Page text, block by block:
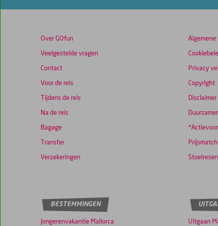
Over GOfun
Veelgestelde vragen
Contact
Voor de reis
Tijdens de reis
Na de reis
Bagage
Transfer
Verzekeringen
Algemene
Privacy
Copyright
Disclaimer
Prijsmatch
BESTEMMINGEN
Jongerenvakantie Mallorca Uitgaan